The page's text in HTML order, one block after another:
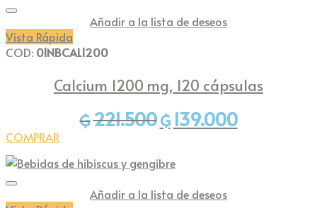
Añadir a la lista de deseos
Vista Rápida
COD: 01NBCAL1200
Calcium 1200 mg, 120 cápsulas
₲221.500 El
precio
era:
₲ 139.000El
precio
COMPRAR
Añadir a la lista de deseos